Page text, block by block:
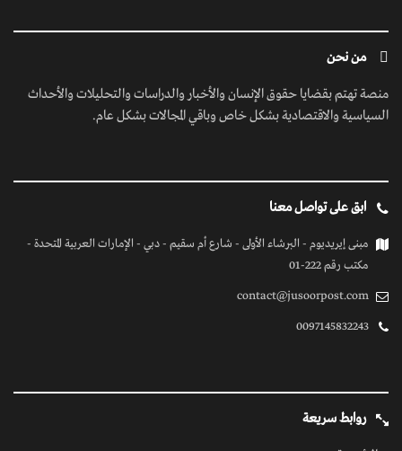
من نحن
منصة تهتم بقضايا حقوق الإنسان والأخبار والدراسات والتحليلات والأحداث
السياسية والاقتصادية بشكل خاص وباقي المجالات بشكل عام.
ابق على تواصل معنا
مبنى إيريديوم - البرشاء الأولى - شارع أم سقيم - دبي - الإمارات العربية المتحدة -
مكتب رقم 222-01
contact@jusoorpost.com
0097145832243
روابط سريعة